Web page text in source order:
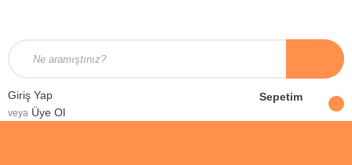
Giriş Yap
veya Üye Ol
Sepetim